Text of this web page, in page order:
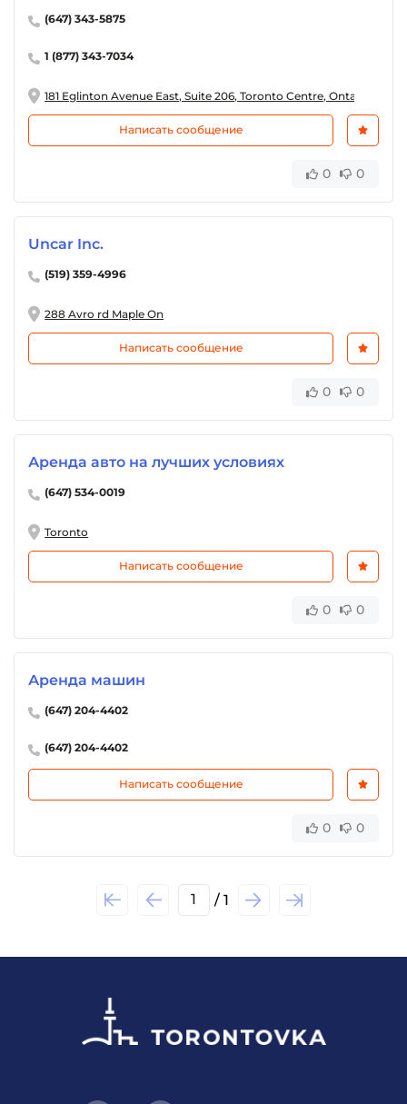
(647) 343-5875
1 (877) 343-7034
181 Eglinton Avenue East, Suite 206, Toronto Centre, Ontario M4P
Написать сообщение
0 0
Uncar Inc.
(519) 359-4996
288 Avro rd Maple On
Написать сообщение
0 0
Аренда авто на лучших условиях
(647) 534-0019
Toronto
Написать сообщение
0 0
Аренда машин
(647) 204-4402
(647) 204-4402
Написать сообщение
0 0
1 / 1